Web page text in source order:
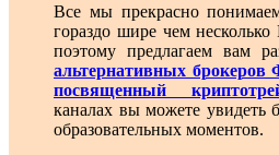
Все мы прекрасно
гораздо шире чем несколько
поэтому предлагаем вам
альтернативных брокеров
посвященный
каналах вы можете увидеть
образовательных моментов.